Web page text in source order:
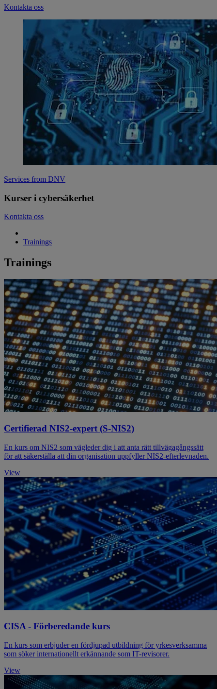
Kontakta oss
Services from DNV
Kurser i cybersäkerhet
Kontakta oss
Trainings
Trainings
Certifierad NIS2-expert (S-NIS2)
En kurs om NIS2 som vägleder dig i att anta rätt tillvägagångssätt
för att säkerställa att din organisation uppfyller NIS2-efterlevnaden.
View
CISA - Förberedande kurs
En kurs som erbjuder en fördjupad utbildning för yrkesverksamma
som söker internationellt erkännande som IT-revisorer.
View